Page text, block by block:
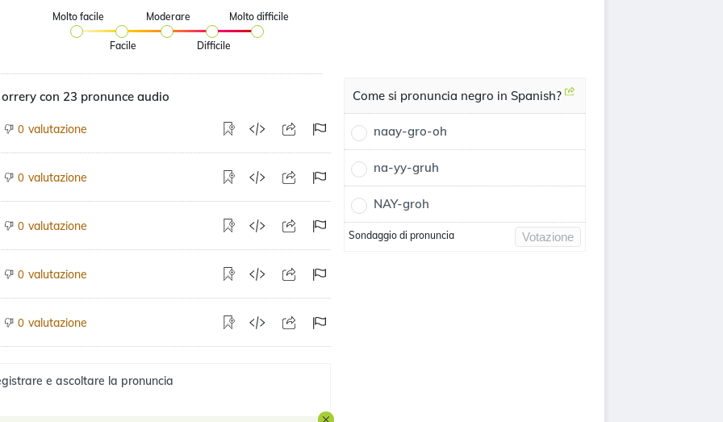
Molto facile
Facile
Moderare
Difficile
Molto difficile
con 23 pronunce audio
0 valutazione
0 valutazione
0 valutazione
0 valutazione
0 valutazione
e ascoltare la pronuncia
Come si pronuncia negro in Spanish?
naay-gro-oh
na-yy-gruh
NAY-groh
Sondaggio di pronuncia Votazione